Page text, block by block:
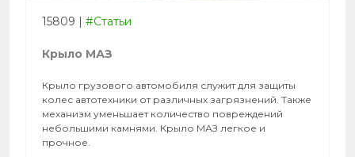
15809 | #Статьи
Крыло МАЗ
Крыло грузового автомобиля служит для защиты
колес автотехники от различных загрязнений. Также
механизм уменьшает количество повреждений
небольшими камнями. Крыло МАЗ легкое и
прочное.